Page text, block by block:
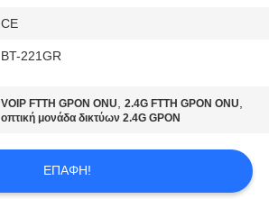
CE
BT-221GR
VOIP FTTH GPON ONU,2.4G FTTH GPON ONU,
οπτική μονάδα δικτύων 2.4G GPON
ΕΠΑΦΉ!